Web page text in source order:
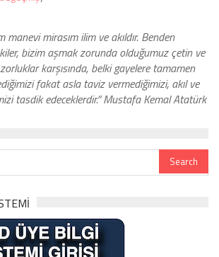
manevi mirasım ilim ve akıldır. Benden
bizim aşmak zorunda olduğumuz çetin ve
karşısında, belki gayelere tamamen
fakat asla taviz vermediğimizi, akıl ve
tasdik edeceklerdir.” Mustafa Kemal Atatürk